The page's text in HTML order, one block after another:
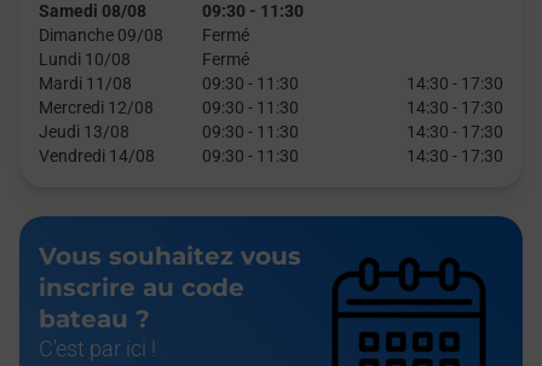
Samedi 08/08 09:30 - 11:30
Dimanche 09/08
Fermé
Lundi 10/08
Fermé
Mardi 11/08
09:30 - 11:30 14:30 - 17:30
Mercredi 12/08
09:30 - 11:30 14:30 - 17:30
Jeudi 13/08
09:30 - 11:30 14:30 - 17:30
Vendredi 14/08
09:30 - 11:30 14:30 - 17:30
Vous souhaitez vous
inscrire au code
bateau ?
C'est par ici !